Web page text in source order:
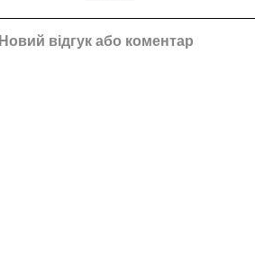
Новий відгук або коментар